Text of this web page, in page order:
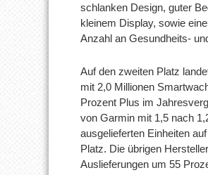
schlanken Design, guter
kleinem Display, sowie
Anzahl an Gesundheits-
Auf den zweiten Platz
mit 2,0 Millionen
Prozent Plus im
von Garmin mit 1,5 nach
ausgelieferten Einheiten
Platz. Die übrigen
Auslieferungen um 55